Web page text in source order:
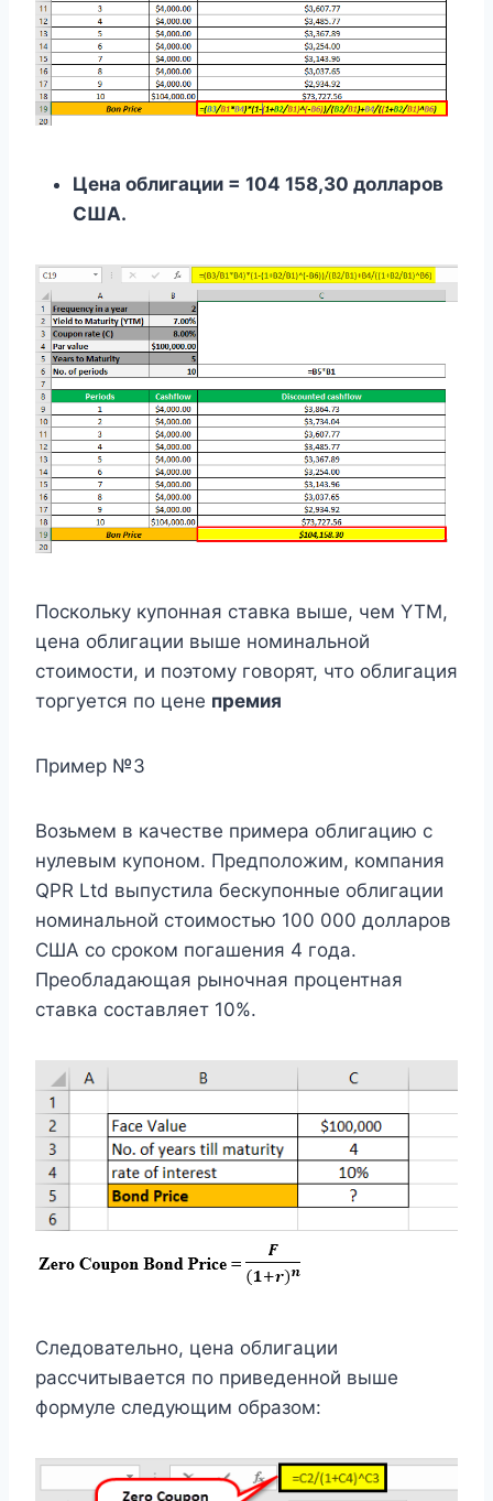
Цена облигации = 104 158,30 долларов
США.
Поскольку купонная ставка выше, чем YTM,
цена облигации выше номинальной
стоимости, и поэтому говорят, что облигация
торгуется по цене премия
Пример №3
Возьмем в качестве примера облигацию с
нулевым купоном. Предположим, компания
QPR Ltd выпустила бескупонные облигации
номинальной стоимостью 100 000 долларов
США со сроком погашения 4 года.
Преобладающая рыночная процентная
ставка составляет 10%.
Следовательно, цена облигации
рассчитывается по приведенной выше
формуле следующим образом: